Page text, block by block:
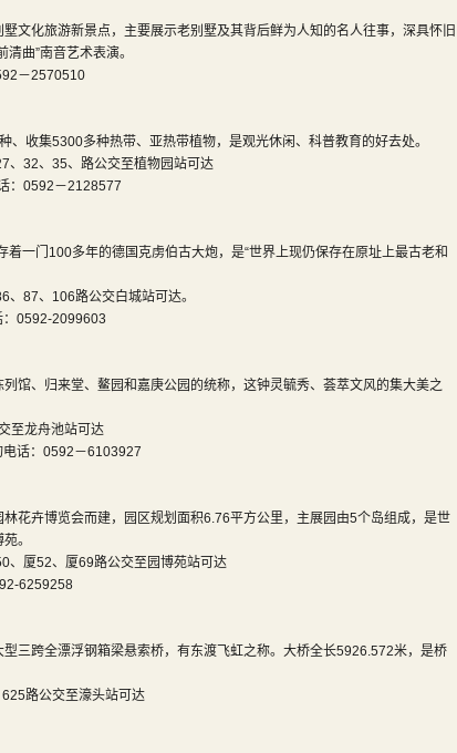
文化旅游新景点，主要展示老别墅及其背后鲜为人知的名人往事，深具怀旧
曲”南音艺术表演。
－2570510
、收集5300多种热带、亚热带植物，是观光休闲、科普教育的好去处。
、32、35、路公交至植物园站可达
－2128577
一门100多年的德国克虏伯古大炮，是“世界上现仍保存在原址上最古老和
87、106路公交白城站可达。
2099603
馆、归来堂、鳌园和嘉庚公园的统称，这钟灵毓秀、荟萃文风的集大美之
至龙舟池站可达
话：0592－6103927
花卉博览会而建，园区规划面积6.76平方公里，主展园由5个岛组成，是世
。
、厦52、厦69路公交至园博苑站可达
6259258
三跨全漂浮钢箱梁悬索桥，有东渡飞虹之称。大桥全长5926.572米，是桥
路公交至濠头站可达